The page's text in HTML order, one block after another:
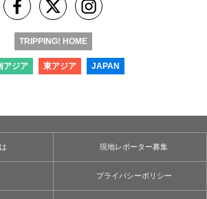
TRIPPING! HOME
アジア 東アジア JAPAN
現地レポーター募集
プライバシーポリシー